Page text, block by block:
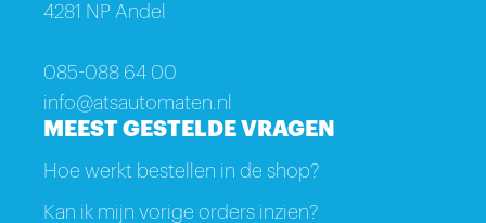
4281 NP Andel
085-088 64 00
info@atsautomaten.nl
MEEST GESTELDE VRAGEN
Hoe werkt bestellen in de shop?
Kan ik mijn vorige orders inzien?